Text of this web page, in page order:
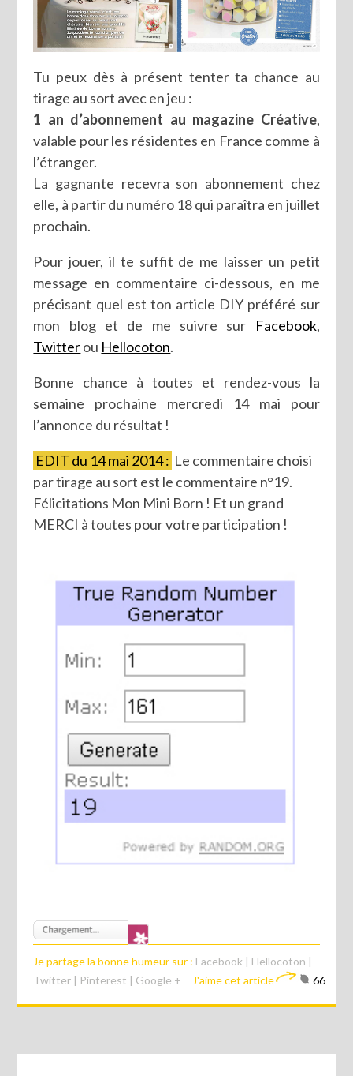
Tu peux dès à présent tenter ta chance au
tirage au sort avec en jeu :
1 an d’abonnement au magazine Créative,
valable pour les résidentes en France comme à
l’étranger.
La gagnante recevra son abonnement chez
elle, à partir du numéro 18 qui paraîtra en juillet
prochain.
Pour jouer, il te suffit de me laisser un petit
message en commentaire ci-dessous, en me
précisant quel est ton article DIY préféré sur
mon blog et de me suivre sur
Facebook,
Twitterou Hellocoton.
Bonne chance à toutes et rendez-vous la
semaine prochaine mercredi 14 mai pour
l’annonce du résultat !
EDIT du 14 mai 2014 : Le commentaire choisi
par tirage au sort est le commentaire n°19.
Félicitations Mon Mini Born ! Et un grand
MERCI à toutes pour votre participation !
Je partage la bonne humeur sur : Facebook | Hellocoton |
Twitter | Pinterest | Google + J'aime cet article 66